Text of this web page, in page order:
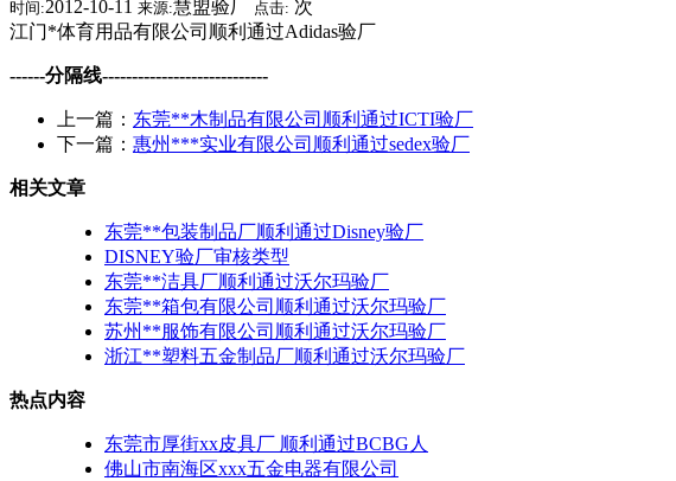
时间:2012-10-11 来源:慧盟验厂 点击: 次
江门*体育用品有限公司顺利通过Adidas验厂
------分隔线----------------------------
上一篇： 东莞**木制品有限公司顺利通过ICTI验厂
下一篇： 惠州***实业有限公司顺利通过sedex验厂
相关文章
东莞**包装制品厂顺利通过Disney验厂
DISNEY验厂审核类型
东莞**洁具厂顺利通过沃尔玛验厂
东莞**箱包有限公司顺利通过沃尔玛验厂
苏州**服饰有限公司顺利通过沃尔玛验厂
浙江**塑料五金制品厂顺利通过沃尔玛验厂
热点内容
东莞市厚街xx皮具厂 顺利通过BCBG人
佛山市南海区xxx五金电器有限公司